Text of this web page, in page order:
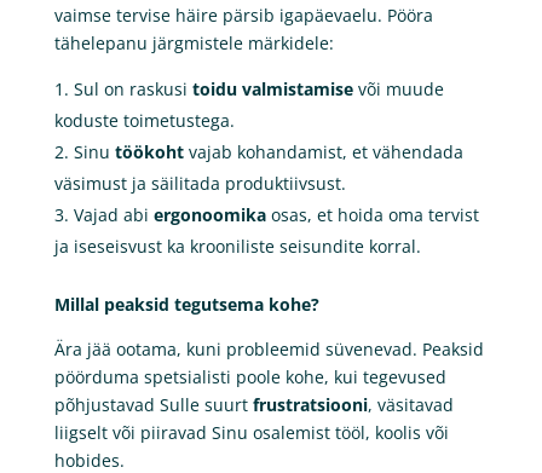
vaimse tervise häire pärsib igapäevaelu. Pööra
tähelepanu järgmistele märkidele:
Sul on raskusi toidu valmistamisevõi muude
koduste toimetustega.
Sinu töökohtvajab kohandamist, et vähendada
väsimust ja säilitada produktiivsust.
Vajad abi ergonoomikaosas, et hoida oma tervist
ja iseseisvust ka krooniliste seisundite korral.
Millal peaksid tegutsema kohe?
Ära jää ootama, kuni probleemid süvenevad. Peaksid
pöörduma spetsialisti poole kohe, kui tegevused
põhjustavad Sulle suurt frustratsiooni, väsitavad
liigselt või piiravad Sinu osalemist tööl, koolis või
hobides.